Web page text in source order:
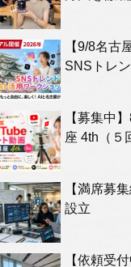
【9/8名古
SNSトレ
【募集中
座 4th（５
【満席募
設立
【依頼受